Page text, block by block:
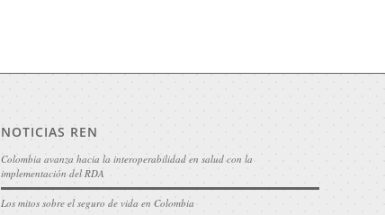
NOTICIAS REN
Colombia avanza hacia la interoperabilidad en salud con la
implementación del RDA
Los mitos sobre el seguro de vida en Colombia